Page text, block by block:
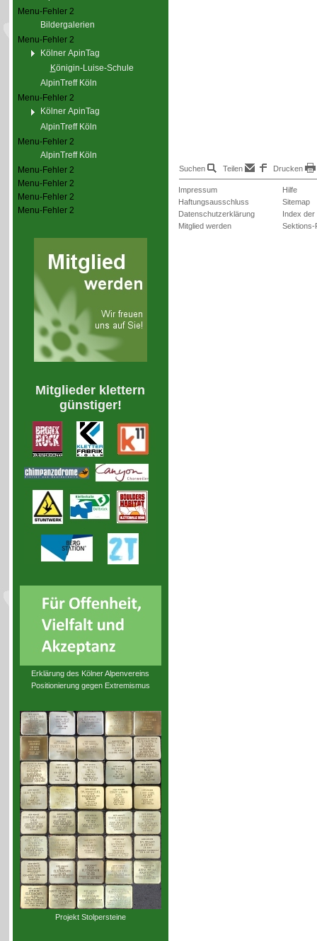
Menu-Fehler 2
Bildergalerien
Menu-Fehler 2
Kölner ApinTag
Königin-Luise-Schule
AlpinTreff Köln
Menu-Fehler 2
Kölner ApinTag
AlpinTreff Köln
Menu-Fehler 2
AlpinTreff Köln
Menu-Fehler 2
Menu-Fehler 2
Menu-Fehler 2
Menu-Fehler 2
Mitglieder klettern
günstiger!
Erklärung des Kölner Alpenvereins
Positionierung gegen Extremismus
Projekt Stolpersteine
Suchen Teilen Drucken
Impressum
Haftungsausschluss
Datenschutzerklärung
Mitglied werden
Hilfe
Sitemap
Index der
Sektions-